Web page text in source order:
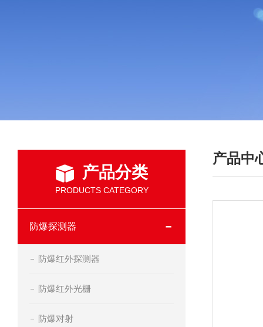
产品分类
PRODUCTS CATEGORY
防爆探测器
防爆红外探测器
防爆红外光栅
防爆对射
产品中